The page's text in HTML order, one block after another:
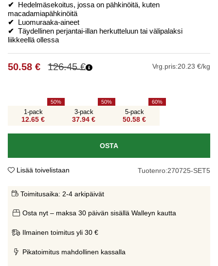
✔
Hedelmäsekoitus, jossa on pähkinöitä, kuten
macadamiapähkinöitä
✔ Luomuraaka-aineet
✔ Täydellinen perjantai-illan herkutteluun tai välipalaksi
liikkeellä ollessa
126.45€
50.58 € Vrg.pris:20.23 €/kg
1-pack
12.65 €
50
3-pack
37.94 €
50
5-pack
50.58 €
60
OSTA
Lisää toivelistaan Tuotenro:270725-SET5
Toimitusaika: 2-4 arkipäivät
Osta nyt – maksa 30 päivän sisällä Walleyn kautta
Ilmainen toimitus yli 30 €
Pikatoimitus mahdollinen kassalla